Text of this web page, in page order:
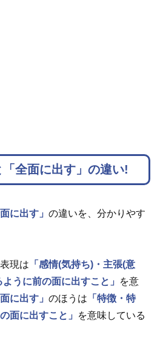
「全面に出す」の違い!
面に出す」 の違いを、分かりやす
現は 「感情(気持ち)・主張(意
うに前の面に出すこと」
を意
面に出す」 のほうは 「特徴・特
面に出すこと」
を意味している